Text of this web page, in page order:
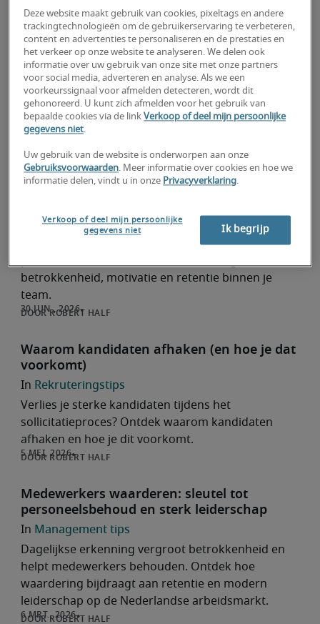
Opleidingsbudget voor werknemers in
Nederland: voordelen & ROI
Ontdek waarom een opleidingsbudget loont.
Investeer in talentontwikkeling, vergroot de
betrokkenheid van medewerkers en maak je
organisatie klaar voor de toekomst.
Management tips
ROBERT HALF
Ontdek 10 praktische manieren waarop managers
betrokkenheid, motivatie en retentie binnen je
team.
Management tips
ROBERT HALF
Waarom kandidaten afhaken (en hoe je dat
voorkomt)
Verlies je sterke kandidaten tijdens het
sollicitatieproces? Ontdek waarom kandidaten
afhaken en hoe je dit voorkomt.
Rekruteringstips
ROBERT HALF
Medewerkers waarderen: sleutel tot
personeelsbehoud en sterk leiderschap
Dagelijkse erkenning vergroot betrokkenheid en
helpt medewerkers behouden. Ontdek hoe
waardering bijdraagt aan retentie en modern
leiderschap op de Nederlandse arbeidsmarkt.
Management tips
ROBERT HALF
Deze website maakt gebruik van cookies, pixeltags en andere
trackingtechnologieën om de gebruikerservaring te verbeteren,
content en advertenties te personaliseren en de prestaties en
het verkeer op onze website te analyseren. We delen ook
informatie over uw gebruik van onze site met onze partners
voor social media, adverteren en analyse. Als we een
voorkeurssignaal voor afmelden detecteren, wordt dit
gehonoreerd. U kunt zich afmelden voor het gebruik van
bepaalde cookies via de linkVerkoop of deel mijn persoonlijke
gegevens niet.
Uw gebruik van de website is onderworpen aan onze
Gebruiksvoorwaarden. Meer informatie over cookies en hoe we
informatie delen, vindt u in onze Privacyverklaring.
Verkoop of deel mijn persoonlijke
gegevens niet
Ik begrijp